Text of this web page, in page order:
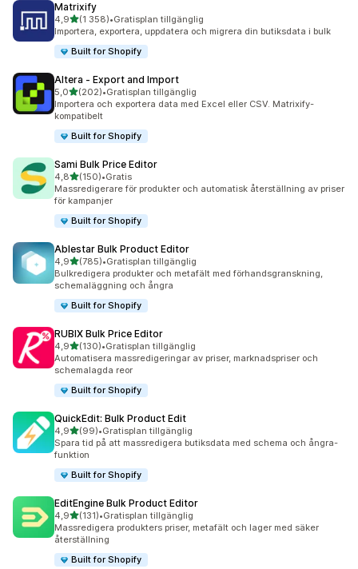
Matrixify
4,9av 5 stjärnor
(1 358)
1358 recensioner totalt
•Gratisplan tillgänglig
Importera, exportera, uppdatera och migrera din butiksdata i bulk
Built for Shopify
Altera ‑ Export and Import
5,0av 5 stjärnor
(202)
202 recensioner totalt
•Gratisplan tillgänglig
Importera och exportera data med Excel eller CSV. Matrixify-
kompatibelt
Built for Shopify
Sami Bulk Price Editor
4,8av 5 stjärnor
(150)
150 recensioner totalt
•Gratis
Massredigerare för produkter och automatisk återställning av priser
för kampanjer
Built for Shopify
Ablestar Bulk Product Editor
4,9av 5 stjärnor
(785)
785 recensioner totalt
•Gratisplan tillgänglig
Bulkredigera produkter och metafält med förhandsgranskning,
schemaläggning och ångra
Built for Shopify
RUBIX Bulk Price Editor
4,9av 5 stjärnor
(130)
130 recensioner totalt
•Gratisplan tillgänglig
Automatisera massredigeringar av priser, marknadspriser och
schemalagda reor
Built for Shopify
QuickEdit: Bulk Product Edit
4,9av 5 stjärnor
(99)
99 recensioner totalt
•Gratisplan tillgänglig
Spara tid på att massredigera butiksdata med schema och ångra-
funktion
Built for Shopify
EditEngine Bulk Product Editor
4,9av 5 stjärnor
(131)
131 recensioner totalt
•Gratisplan tillgänglig
Massredigera produkters priser, metafält och lager med säker
återställning
Built for Shopify